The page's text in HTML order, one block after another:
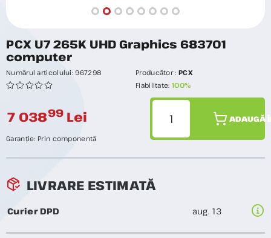
PCX U7 265K UHD Graphics 683701
computer
Numărul articolului:967298 Producător : PCX
Fiabilitate: 100%
7 03899 Lei
Garanție: Prin componentă
ADAUGĂ
LIVRARE ESTIMATĂ
Curier DPD aug. 13